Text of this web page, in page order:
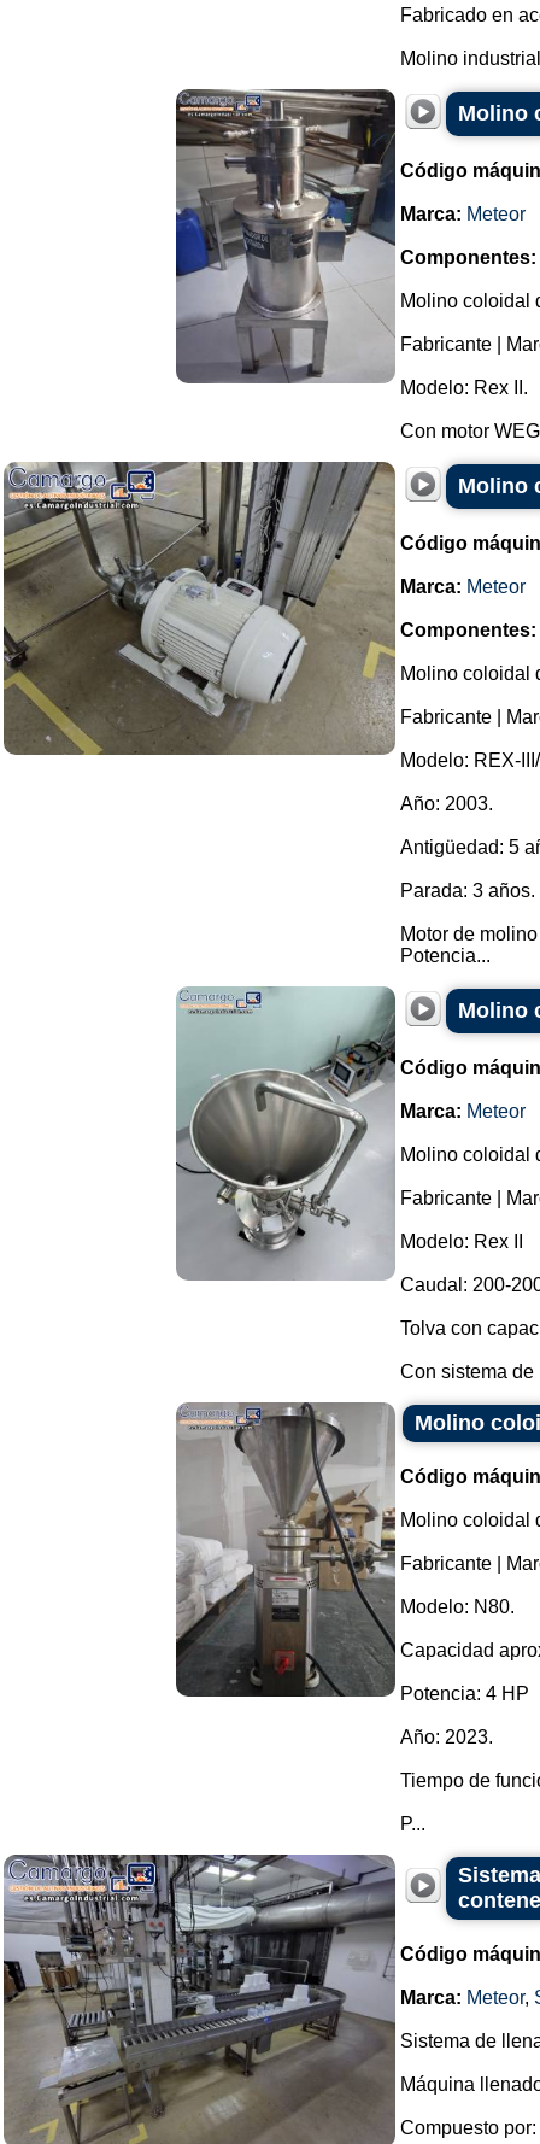
Fabricado en
Molino
Molino
Código
Marca: Meteor
Componentes:
Molino coloidal
Fabricante |
Modelo: Rex II.
Con motor
Molino
Código
Marca: Meteor
Componentes:
Molino coloidal
Fabricante |
Modelo: REX-
Año: 2003.
Antigüedad: 5
Parada: 3 años.
Motor de
Potencia...
Molino
Código
Marca: Meteor
Molino coloidal
Fabricante |
Modelo: Rex II
Caudal: 200-
Tolva con
Con sistema de
Molino
Código
Molino coloidal
Fabricante |
Modelo: N80.
Capacidad
Potencia: 4 HP
Año: 2023.
Tiempo de
P...
Código
Marca: Meteor,
Sistema de
Máquina
Compuesto por: